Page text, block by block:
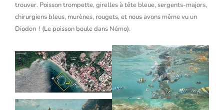
trouver. Poisson trompette, girelles à tête bleue, sergents-majors,
chirurgiens bleus, murènes, rougets, et nous avons même vu un
Diodon ! (Le poisson boule dans Némo).